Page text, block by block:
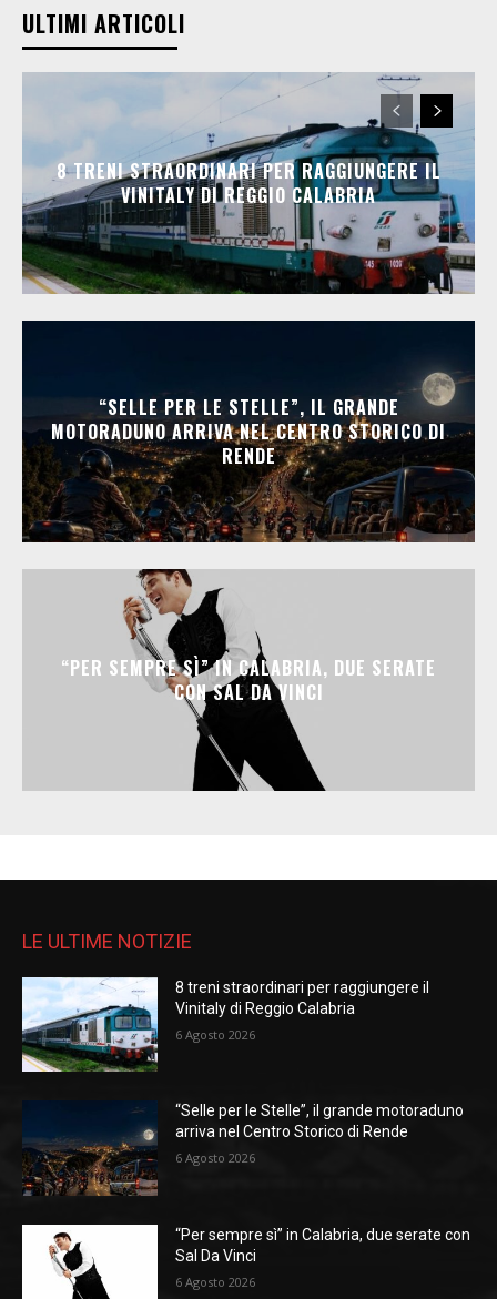
ULTIMI ARTICOLI
8 TRENI STRAORDINARI PER RAGGIUNGERE IL
VINITALY DI REGGIO CALABRIA
“SELLE PER LE STELLE”, IL GRANDE
MOTORADUNO ARRIVA NEL CENTRO STORICO DI
RENDE
“PER SEMPRE SÌ” IN CALABRIA, DUE SERATE
CON SAL DA VINCI
LE ULTIME NOTIZIE
8 treni straordinari per raggiungere il
Vinitaly di Reggio Calabria
6 Agosto 2026
“Selle per le Stelle”, il grande motoraduno
arriva nel Centro Storico di Rende
6 Agosto 2026
“Per sempre sì” in Calabria, due serate con
Sal Da Vinci
6 Agosto 2026